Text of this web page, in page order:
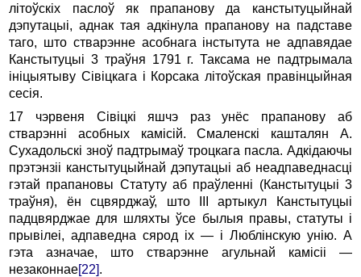
літоўскіх паслоў як прапанову да канстытуцыйнай
дэпутацыі, аднак тая адкінула прапанову на падставе
таго, што стварэнне асобнага інстытута не адпавядае
Канстытуцыі 3 траўня 1791 г. Таксама не падтрымала
ініцыятыву Сівіцкага і Корсака літоўская правінцыйная
сесія.
17 чэрвеня Сівіцкі яшчэ раз унёс прапанову аб
стварэнні асобных камісій. Смаленскі кашталян А.
Сухадольскі зноў падтрымаў троцкага пасла. Адкідаючы
прэтэнзіі канстытуцыйнай дэпутацыі аб неадпаведнасці
гэтай прапановы Статуту аб праўленні (Канстытуцыі 3
траўня), ён сцвярджаў, што ІІІ артыкул Канстытуцыі
падцвярджае для шляхты ўсе былыя правы, статуты і
прывілеі, адпаведна сярод іх — і Люблінскую унію. А
гэта азначае, што стварэнне агульнай камісіі —
незаконнае[22].